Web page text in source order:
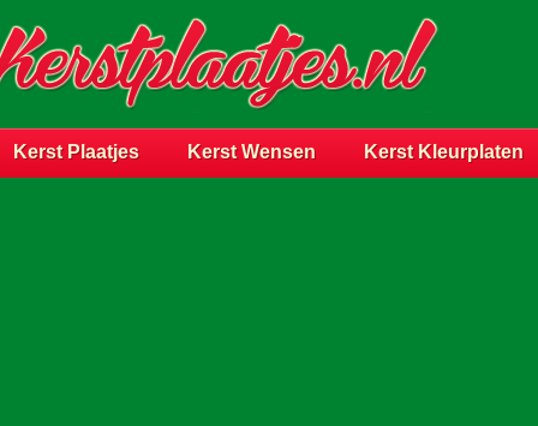
Kerst Plaatjes Kerst Wensen Kerst Kleurplaten